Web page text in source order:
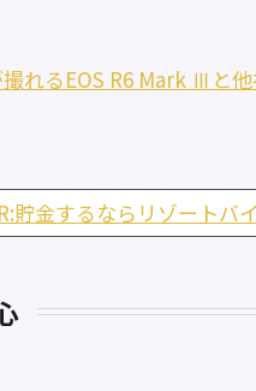
れるEOS R6 Mark Ⅲと
貯金するならリゾートバ